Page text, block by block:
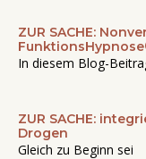
ZUR SACHE:
In diesem Blog-
ZUR SACHE:
Drogen
Gleich zu Beginn sei